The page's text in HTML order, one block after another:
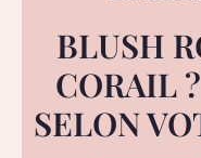
BLUSH
CORAIL
SELON